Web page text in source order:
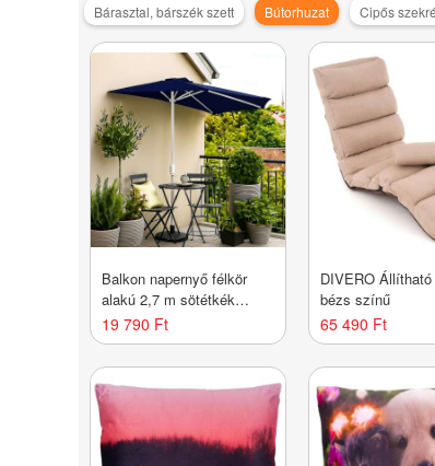
Bárasztal, bárszék szett Bútorhuzat Cipős
Balkon napernyő félkör
alakú 2,7 m sötétkék
karral
19 790 Ft
DIVERO
bézs színű
65 490 Ft